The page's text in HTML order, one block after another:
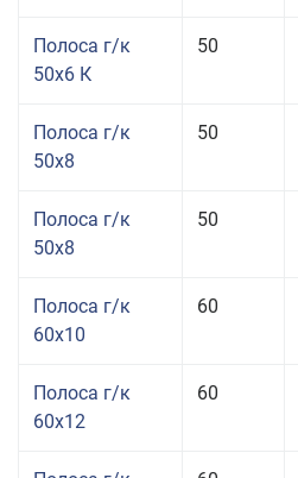
Полоса г/к
50x6 К
50
Полоса г/к
50x8
50
Полоса г/к
50x8
50
Полоса г/к
60x10
60
Полоса г/к
60x12
60